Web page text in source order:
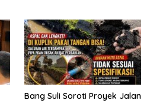
Bang Suli Soroti Proyek Jalan